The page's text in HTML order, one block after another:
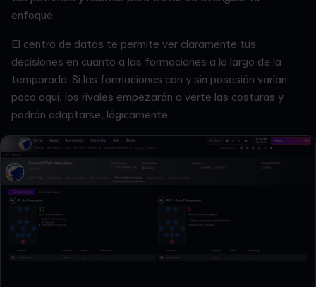
enfoque.
El centro de datos te permite ver claramente tus
decisiones en cuanto a las formaciones a lo largo de la
temporada. Si las formaciones con y sin posesión varían
poco aquí, los rivales empezarán a verte las costuras y
podrán adaptarse, lógicamente.